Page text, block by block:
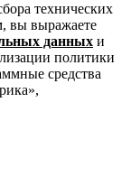
технических
вы выражаете
данных и
политики
средства